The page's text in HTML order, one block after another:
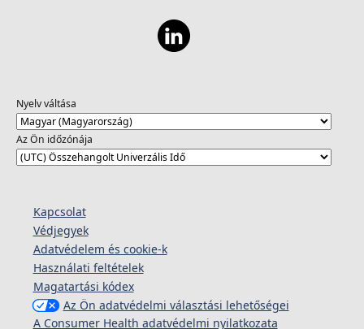
Nyelv váltása
Az Ön időzónája
Kapcsolat
Védjegyek
Adatvédelem és cookie-k
Használati feltételek
Magatartási kódex
Az Ön adatvédelmi választási lehetőségei
A Consumer Health adatvédelmi nyilatkozata